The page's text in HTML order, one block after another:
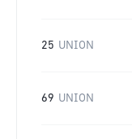
25 UNION
69 UNION